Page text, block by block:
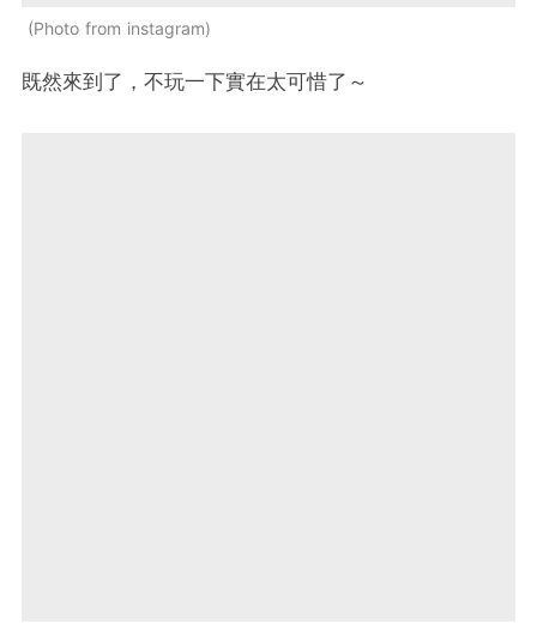
Photo from instagram
既然來到了，不玩一下實在太可惜了～